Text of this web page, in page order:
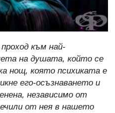
към най-
на душата, който се
нощ, която психиката е
его-осъзнаването и
независимо от
от нея в нашето